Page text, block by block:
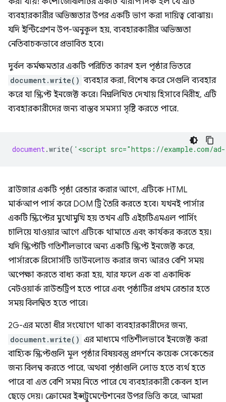
ব্যবহারকারীর অভিজ্ঞতার উপর একটি ভাগ করা দায়িত্ব বোঝায়।
যদি ইন্টিগ্রেশন উপ-অনুকূল হয়, ব্যবহারকারীর অভিজ্ঞতা
নেতিবাচকভাবে প্রভাবিত হবে।
দুর্বল কর্মক্ষমতার একটি পরিচিত কারণ হল পৃষ্ঠার ভিতরে
document.write() ব্যবহার করা, বিশেষ করে সেগুলি ব্যবহার
করে যা স্ক্রিপ্ট ইনজেক্ট করে। নিম্নলিখিত দেখায় হিসাবে নিরীহ, এটি
ব্যবহারকারীদের জন্য বাস্তব সমস্যা সৃষ্টি করতে পারে.
document.write( '<script src="https://example.com/
ব্রাউজার একটি পৃষ্ঠা রেন্ডার করার আগে, এটিকে HTML
মার্কআপ পার্স করে DOM ট্রি তৈরি করতে হবে। যখনই পার্সার
একটি স্ক্রিপ্টের মুখোমুখি হয় তখন এটি এইচটিএমএল পার্সিং
চালিয়ে যাওয়ার আগে এটিকে থামাতে এবং কার্যকর করতে হয়।
যদি স্ক্রিপ্টটি গতিশীলভাবে অন্য একটি স্ক্রিপ্ট ইনজেক্ট করে,
পার্সারকে রিসোর্সটি ডাউনলোড করার জন্য আরও বেশি সময়
অপেক্ষা করতে বাধ্য করা হয়, যার ফলে এক বা একাধিক
নেটওয়ার্ক রাউন্ডট্রিপ হতে পারে এবং পৃষ্ঠাটির প্রথম রেন্ডার হতে
সময় বিলম্বিত হতে পারে।
2G-এর মতো ধীর সংযোগে থাকা ব্যবহারকারীদের জন্য,
document.write() এর মাধ্যমে গতিশীলভাবে ইনজেক্ট করা
বাহ্যিক স্ক্রিপ্টগুলি মূল পৃষ্ঠার বিষয়বস্তু প্রদর্শনে কয়েক সেকেন্ডের
জন্য বিলম্ব করতে পারে, অথবা পৃষ্ঠাগুলি লোড হতে ব্যর্থ হতে
পারে বা এত বেশি সময় নিতে পারে যে ব্যবহারকারী কেবল হাল
ছেড়ে দেয়। ক্রোমের ইন্সট্রুমেন্টেশনের উপর ভিত্তি করে, আমরা